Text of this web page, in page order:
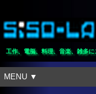
工作、電脳、料理、音楽、雑多に
MENU ▼